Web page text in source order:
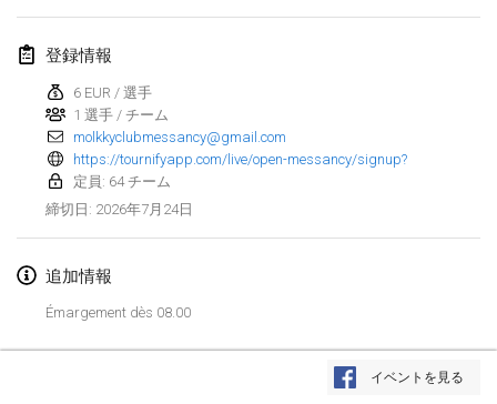
リストを表示
登録情報
6 EUR / 選手
1 選手 / チーム
molkkyclubmessancy@gmail.com
https://tournifyapp.com/live/open-messancy/signup?
定員: 64 チーム
締切日 : 2026年7月24日
追加情報
Émargement dès 08.00
イベントを見る
Indoor Polish Open 2026 - Doubles
2026年2月7日
Lazala Indoor Cup ZMGZEG
2026年2月7日
Indoor Polish Open 2026 - Singles
2026年2月8日|ポーランド
2026年2月14日